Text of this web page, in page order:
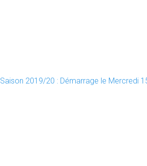
Saison 2019/20 : Démarrage le Mercredi